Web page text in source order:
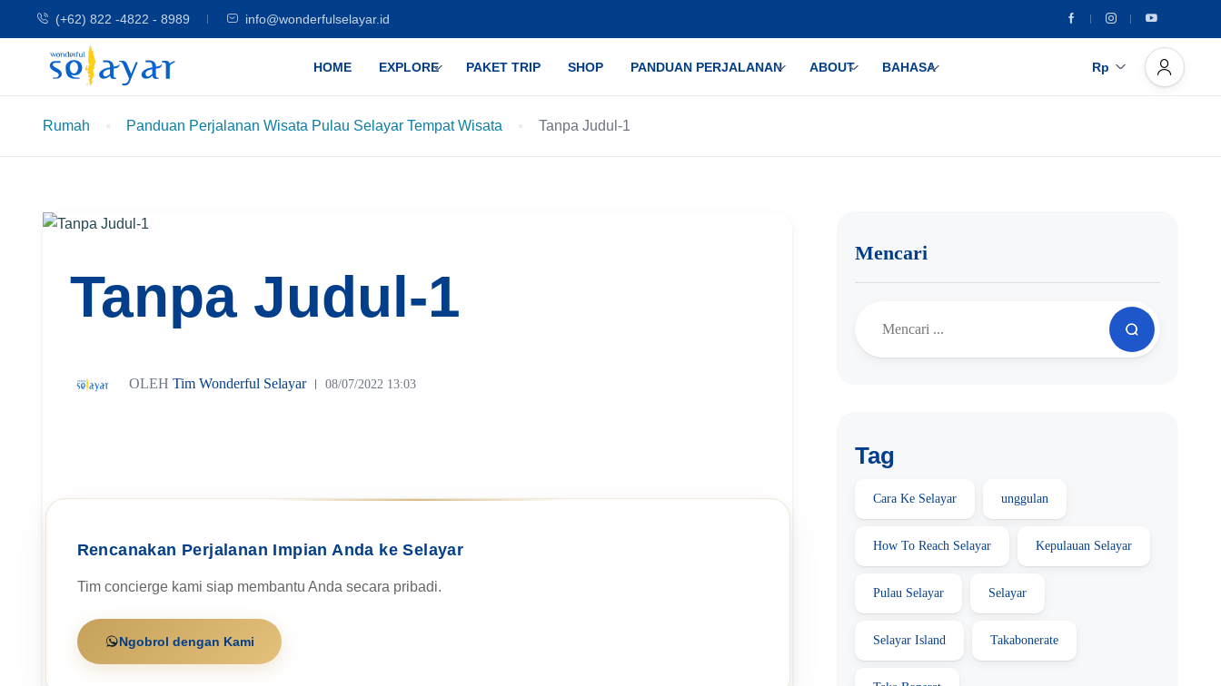
(+62) 822 -4822 - 8989 info@wonderfulselayar.id
HOME EXPLORE PAKET TRIP SHOP PANDUAN PERJALANAN ABOUT BAHASA Rp
Rumah Panduan Perjalanan Wisata Pulau Selayar Tempat Wisata Tanpa Judul-1
Tanpa Judul-1
OLEH Tim Wonderful Selayar 08/07/2022 13:03
Rencanakan Perjalanan Impian Anda ke Selayar
Tim concierge kami siap membantu Anda secara pribadi.
Ngobrol dengan Kami
Mencari
Tag
Cara Ke Selayar unggulan
How To Reach Selayar Kepulauan Selayar
Pulau Selayar Selayar
Selayar Island Takabonerate